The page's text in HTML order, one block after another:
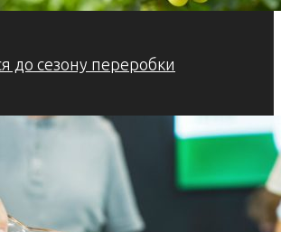
до сезону переробки